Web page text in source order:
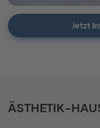
Jetzt
ÄSTHETIK-